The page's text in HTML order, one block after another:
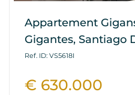
Appartement
Gigantes, Santiago
Ref. ID: VS5618I
€ 630.000